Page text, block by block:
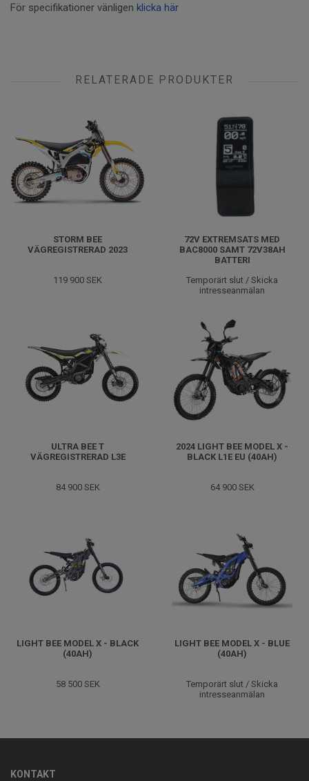
För specifikationer vänligen klicka här
RELATERADE PRODUKTER
STORM BEE
VÄGREGISTRERAD 2023
119 900 SEK
72V EXTREMSATS MED
BAC8000 SAMT 72V38AH
BATTERI
Temporärt slut / Skicka
intresseanmälan
ULTRA BEE T
VÄGREGISTRERAD L3E
84 900 SEK
2024 LIGHT BEE MODEL X -
BLACK L1E EU (40AH)
64 900 SEK
LIGHT BEE MODEL X - BLACK
(40AH)
58 500 SEK
LIGHT BEE MODEL X - BLUE
(40AH)
Temporärt slut / Skicka
intresseanmälan
KONTAKT